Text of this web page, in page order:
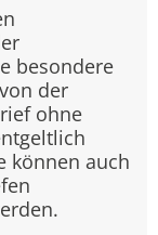
besondere
der
ohne
können auch